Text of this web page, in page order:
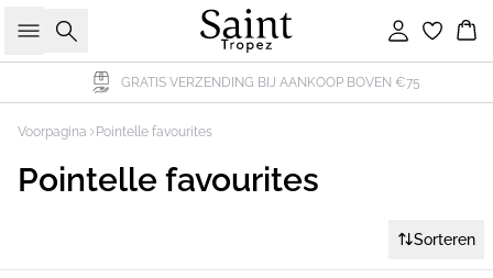
Zoeken Inloggen
GRATIS VERZENDING BIJ AANKOOP BOVEN €75
Voorpagina Pointelle favourites
Pointelle favourites
Sorteren